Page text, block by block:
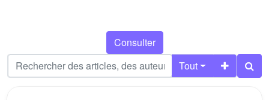
Consulter
Tout